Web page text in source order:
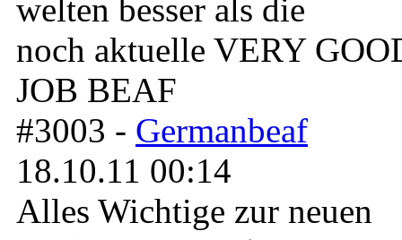
welten besser als die
noch aktuelle VERY
JOB BEAF
#3003 - Germanbeaf
18.10.11 00:14
Alles Wichtige zur neuen